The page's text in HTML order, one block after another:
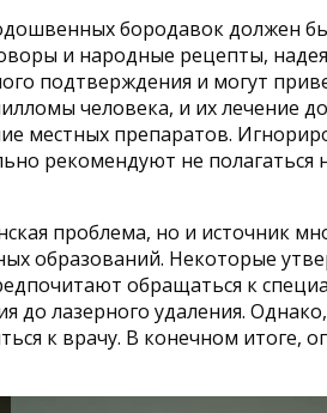
бородавок должен
и народные рецепты,
подтверждения и могут
человека, и их лечение
местных препаратов.
рекомендуют не
проблема, но и источник
образований. Некоторые
обращаться к
лазерного удаления.
к врачу. В конечном итоге,